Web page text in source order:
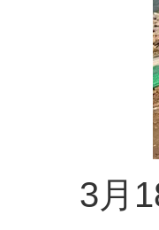
3月